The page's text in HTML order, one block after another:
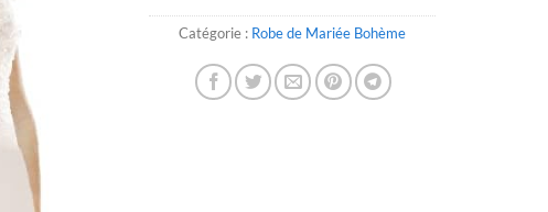
Catégorie : Robe de Mariée Bohème